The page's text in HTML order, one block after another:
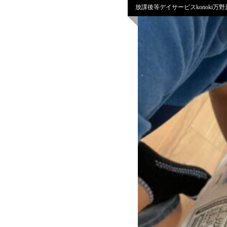
放課後等デイサービスkonoki万野